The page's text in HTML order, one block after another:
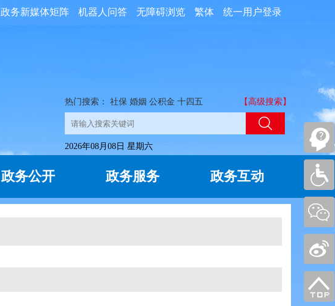
统一用户登录
繁体
无障碍浏览
机器人问答
政务新媒体矩阵
热门搜索： 社保 婚姻 公积金 十四五 【高级搜索】
2026年08月08日 星期六
政务公开 政务服务 政务互动